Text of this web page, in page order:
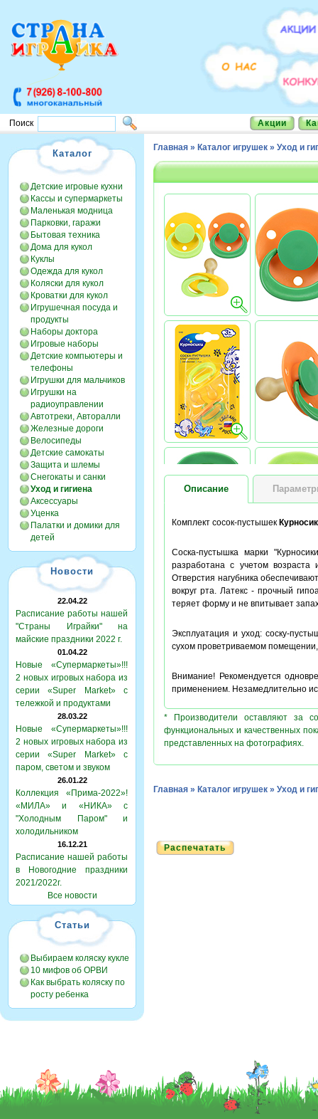
Поиск Акции
Каталог
Детские игровые кухни
Кассы и супермаркеты
Маленькая модница
Парковки, гаражи
Бытовая техника
Дома для кукол
Куклы
Одежда для кукол
Коляски для кукол
Кроватки для кукол
Игрушечная посуда и
продукты
Наборы доктора
Игровые наборы
Детские компьютеры и
телефоны
Игрушки для мальчиков
Игрушки на
радиоуправлении
Автотреки, Авторалли
Железные дороги
Велосипеды
Детские самокаты
Защита и шлемы
Снегокаты и санки
Уход и гигиена
Аксессуары
Уценка
Палатки и домики для
детей
Новости
22.04.22
Расписание работы нашей
"Страны Играйки" на
майские праздники 2022 г.
01.04.22
Новые «Супермаркеты»!!!
2 новых игровых набора из
серии «Super Market» с
тележкой и продуктами
28.03.22
Новые «Супермаркеты»!!!
2 новых игровых набора из
серии «Super Market» с
паром, светом и звуком
26.01.22
Коллекция «Прима-2022»!
«МИЛА» и «НИКА» с
"Холодным Паром" и
холодильником
16.12.21
Расписание нашей работы
в Новогодние праздники
2021/2022г.
Все новости
Статьи
Выбираем коляску кукле
10 мифов об ОРВИ
Как выбрать коляску по
росту ребенка
Главная » Каталог игрушек » Уход и
Описание
Комплект сосок-пустышек
Соска-пустышка марки
разработана с учетом
Отверстия нагубника
вокруг рта. Латекс - прочный
теряет форму и не впитывает
Эксплуатация и уход: соску-
сухом проветриваемом
Внимание! Рекомендуется
применением. Незамедлительно
* Производители оставляют за
функциональных и качественных
представленных на фотографиях.
Главная » Каталог игрушек » Уход и
Распечатать